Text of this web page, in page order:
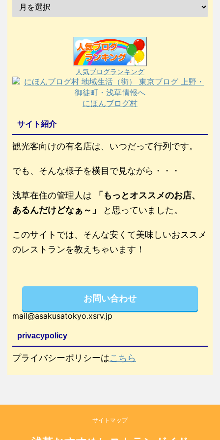
人気ブログランキング
にほんブログ村
サイト紹介
観光客向けの有名店は、いつだって行列です。
でも、そんな様子を横目で見ながら・・・
浅草在住の管理人は
「もっとオススメのお店、
あるんだけどなぁ～」
と思っていました。
このサイトでは、そんな安くて美味しいおススメ
のレストランを教えちゃいます！
お問い合わせ
mail@asakusatokyo.xsrv.jp
privacypolicy
プライバシーポリシーはこちら
サイトマップ